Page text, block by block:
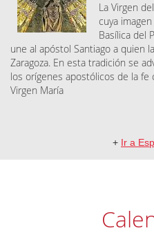
La Virgen
cuya
Basílica del
une al apóstol Santiago a quien
Zaragoza. En esta tradición se
los orígenes apostólicos de la fe
Virgen María
+ Ir a